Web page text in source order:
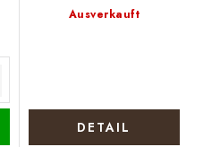
Ausverkauft
DETAIL